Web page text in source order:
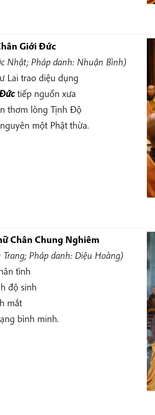
Giới Đức
Nhật; Pháp danh: Nhuận Bình)
Lai trao diệu dụng
tiếp nguồn xưa
thơm lòng Tịnh Độ
một Phật thừa.
Chân Chung Nghiêm
Trang; Pháp danh: Diệu Hoàng)
tình
độ sinh
mắt
bình minh.